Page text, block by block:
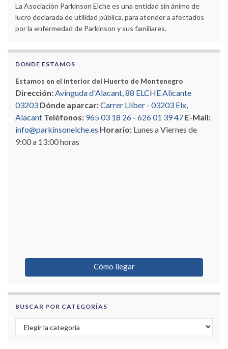
La Asociación Parkinson Elche es una entidad sin ánimo de
lucro declarada de utilidad pública, para atender a afectados
por la enfermedad de Parkinson y sus familiares.
DONDE ESTAMOS
Estamos en el interior del Huerto de Montenegro
Dirección:Avinguda d'Alacant, 88 ELCHE Alicante
03203 Dónde aparcar:Carrer Llíber - 03203 Elx,
Alacant Teléfonos: 965 03 18 26 - 626 01 39 47 E-Mail:
info@parkinsonelche.es Horario: Lunes a Viernes de
9:00 a 13:00 horas
Cómo llegar
BUSCAR POR CATEGORÍAS
Buscar por categorías